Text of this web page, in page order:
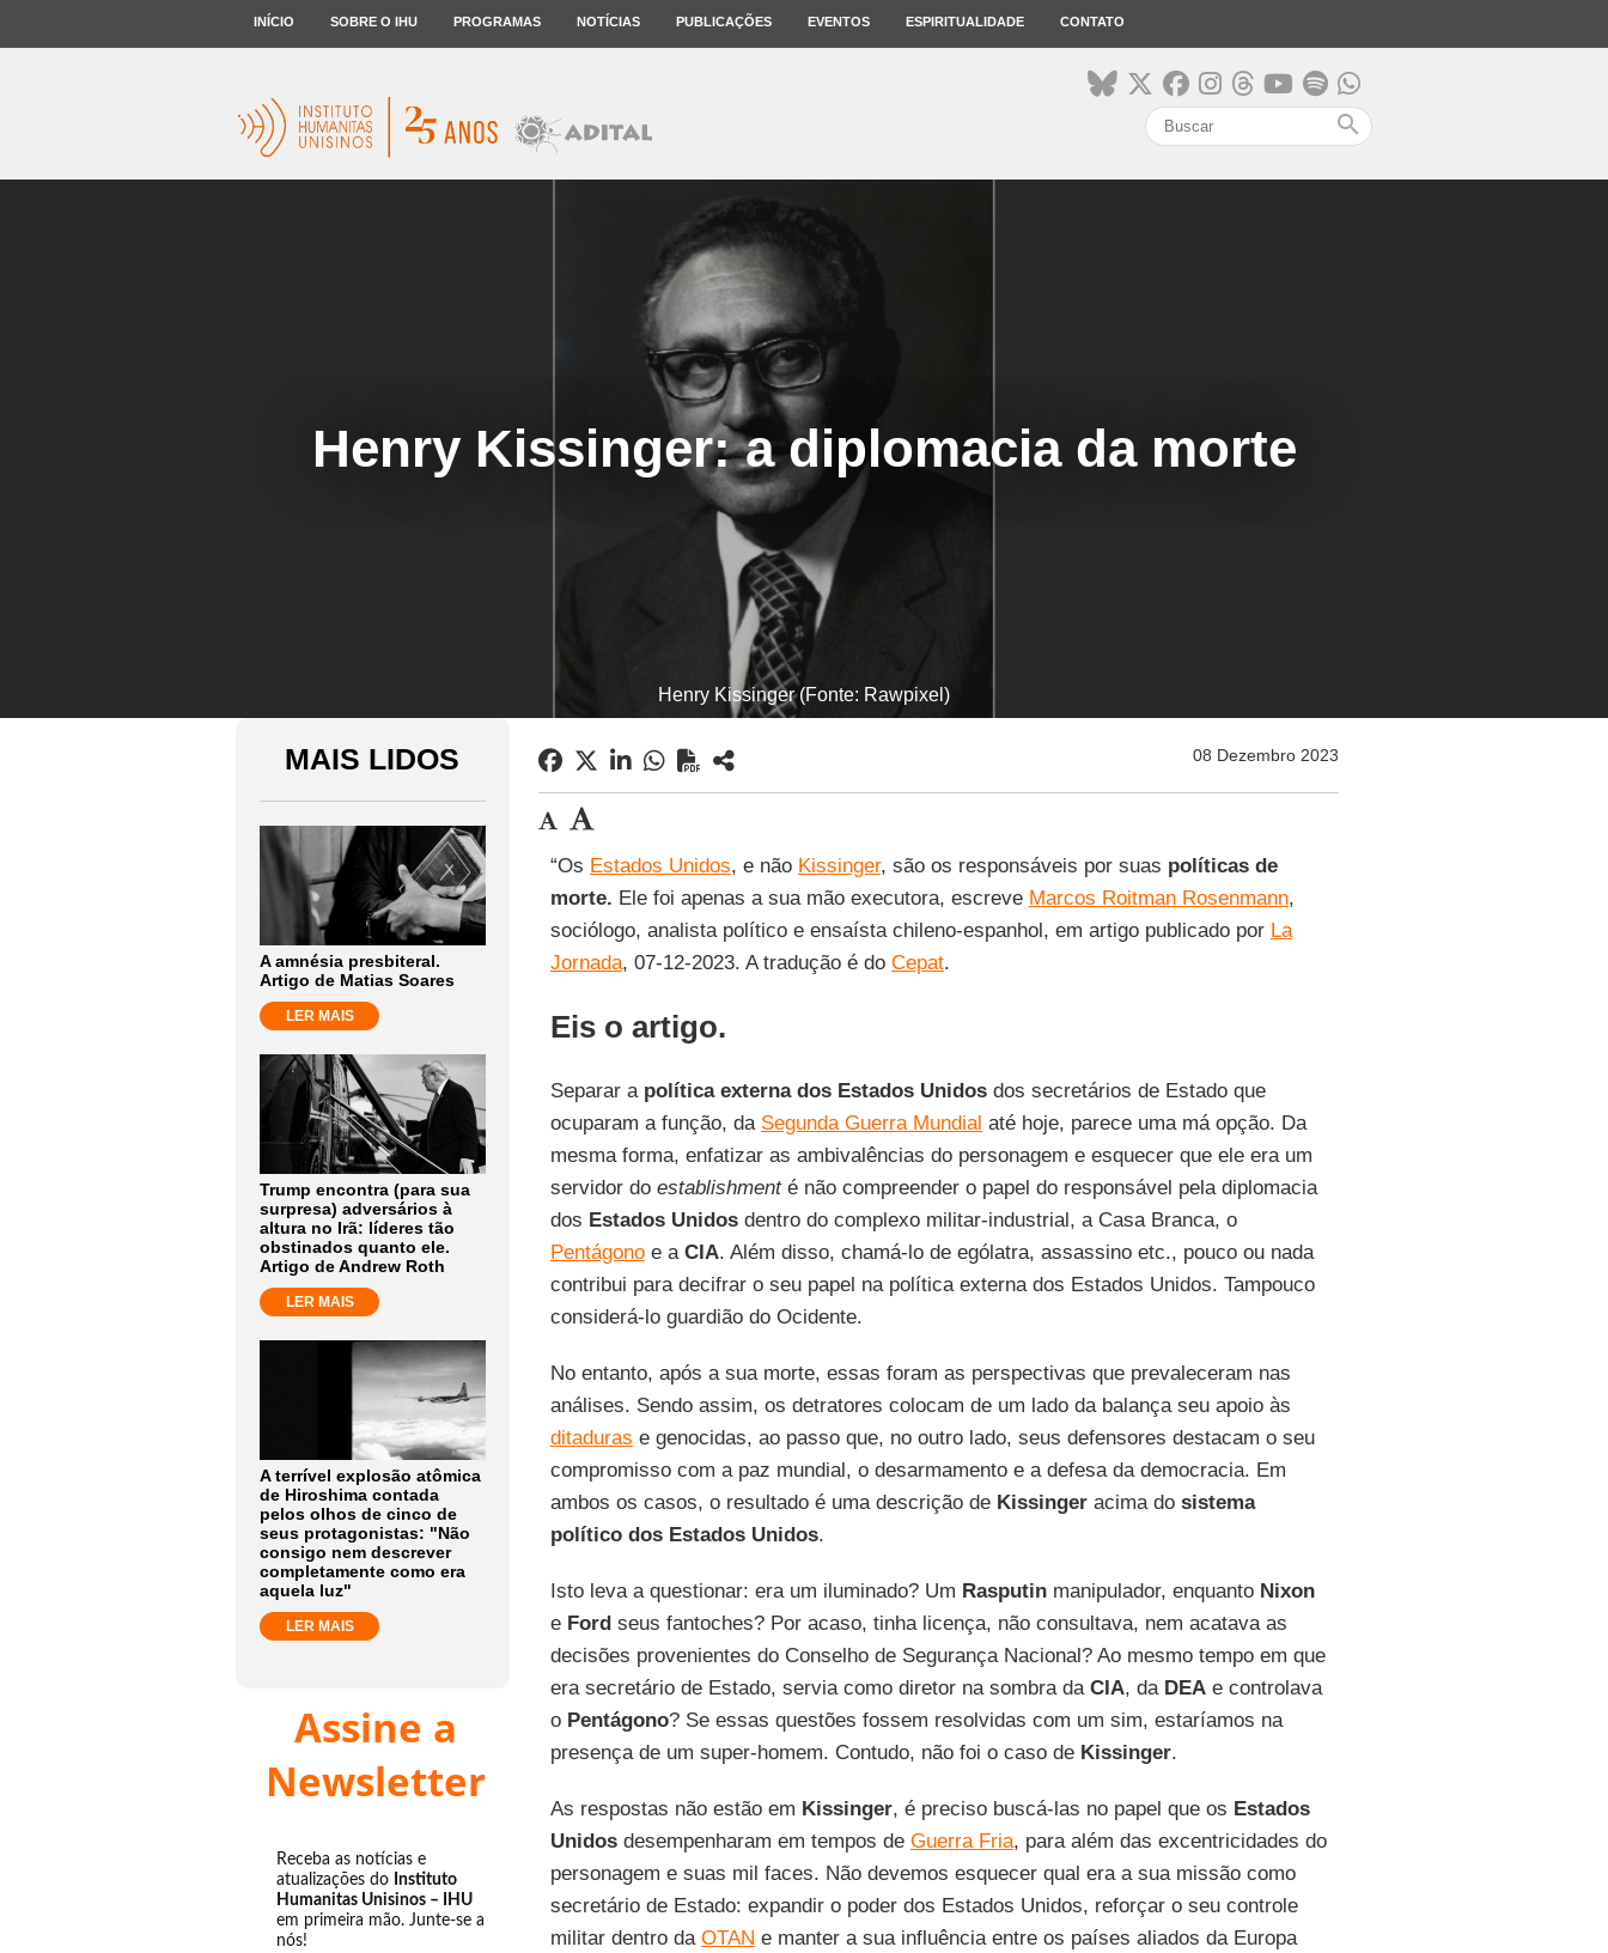
INÍCIO SOBRE O IHU PROGRAMAS NOTÍCIAS PUBLICAÇÕES EVENTOS ESPIRITUALIDADE CONTATO
search
Henry Kissinger: a diplomacia da morte
Henry Kissinger (Fonte: Rawpixel)
MAIS LIDOS
A amnésia presbiteral.
Artigo de Matias Soares
LER MAIS
Trump encontra (para sua
surpresa) adversários à
altura no Irã: líderes tão
obstinados quanto ele.
Artigo de Andrew Roth
LER MAIS
A terrível explosão atômica
de Hiroshima contada
pelos olhos de cinco de
seus protagonistas: "Não
consigo nem descrever
completamente como era
aquela luz"
LER MAIS
Assine a
Newsletter
Receba as notícias e
atualizações do Instituto
Humanitas Unisinos – IHU
em primeira mão. Junte-se a
nós!
08 Dezembro 2023
“Os Estados Unidos, e não Kissinger, são os responsáveis por suas políticas de
morte. Ele foi apenas a sua mão executora, escreve Marcos Roitman Rosenmann,
sociólogo, analista político e ensaísta chileno-espanhol, em artigo publicado por La
Jornada, 07-12-2023. A tradução é do Cepat.
Eis o artigo.
Separar a política externa dos Estados Unidosdos secretários de Estado que
ocuparam a função, da Segunda Guerra Mundial até hoje, parece uma má opção. Da
mesma forma, enfatizar as ambivalências do personagem e esquecer que ele era um
servidor do establishmenté não compreender o papel do responsável pela diplomacia
dos Estados Unidosdentro do complexo militar-industrial, a Casa Branca, o
Pentágonoe a CIA. Além disso, chamá-lo de ególatra, assassino etc., pouco ou nada
contribui para decifrar o seu papel na política externa dos Estados Unidos. Tampouco
considerá-lo guardião do Ocidente.
No entanto, após a sua morte, essas foram as perspectivas que prevaleceram nas
análises. Sendo assim, os detratores colocam de um lado da balança seu apoio às
ditaduras e genocidas, ao passo que, no outro lado, seus defensores destacam o seu
compromisso com a paz mundial, o desarmamento e a defesa da democracia. Em
ambos os casos, o resultado é uma descrição de Kissingeracima do sistema
político dos Estados Unidos.
Isto leva a questionar: era um iluminado? Um Rasputinmanipulador, enquanto Nixon
e Fordseus fantoches? Por acaso, tinha licença, não consultava, nem acatava as
decisões provenientes do Conselho de Segurança Nacional? Ao mesmo tempo em que
era secretário de Estado, servia como diretor na sombra da CIA, da DEAe controlava
o Pentágono? Se essas questões fossem resolvidas com um sim, estaríamos na
presença de um super-homem. Contudo, não foi o caso de Kissinger.
As respostas não estão em Kissinger, é preciso buscá-las no papel que os Estados
Unidosdesempenharam em tempos de Guerra Fria, para além das excentricidades do
personagem e suas mil faces. Não devemos esquecer qual era a sua missão como
secretário de Estado: expandir o poder dos Estados Unidos, reforçar o seu controle
militar dentro da OTAN e manter a sua influência entre os países aliados da Europa